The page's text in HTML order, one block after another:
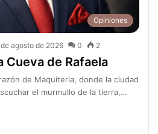
Opiniones
agosto de 2026 0 2
Cueva de Rafaela
de Maquiteria, donde la ciudad
el murmullo de la tierra,…